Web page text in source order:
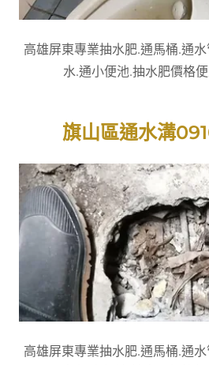
高雄屏東專業抽水肥.通馬桶.通
水.通小便池.抽水肥價格
旗山區通水溝
高雄屏東專業抽水肥.通馬桶.通